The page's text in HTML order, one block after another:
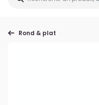
Rond & plat